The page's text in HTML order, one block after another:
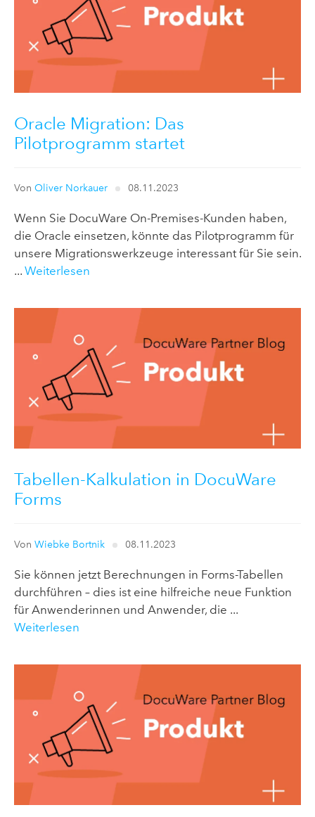
Oracle Migration: Das
Pilotprogramm startet
Von Oliver Norkauer 08.11.2023
Wenn Sie DocuWare On-Premises-Kunden haben,
die Oracle einsetzen, könnte das Pilotprogramm für
unsere Migrationswerkzeuge interessant für Sie sein.
... Weiterlesen
Tabellen-Kalkulation in DocuWare
Forms
Von Wiebke Bortnik 08.11.2023
Sie können jetzt Berechnungen in Forms-Tabellen
durchführen – dies ist eine hilfreiche neue Funktion
für Anwenderinnen und Anwender, die ...
Weiterlesen